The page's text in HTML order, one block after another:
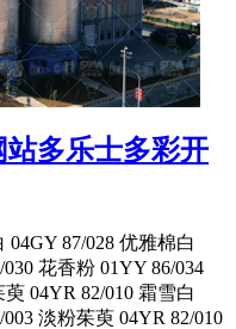
站多乐士多彩开
04GY 87/028 优雅棉白
花香粉 01YY 86/034
04YR 82/010 霜雪白
淡粉茱萸 04YR 82/010